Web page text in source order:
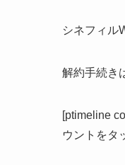
シネフィル
解約手続き
[ptimeline
ウントをタ